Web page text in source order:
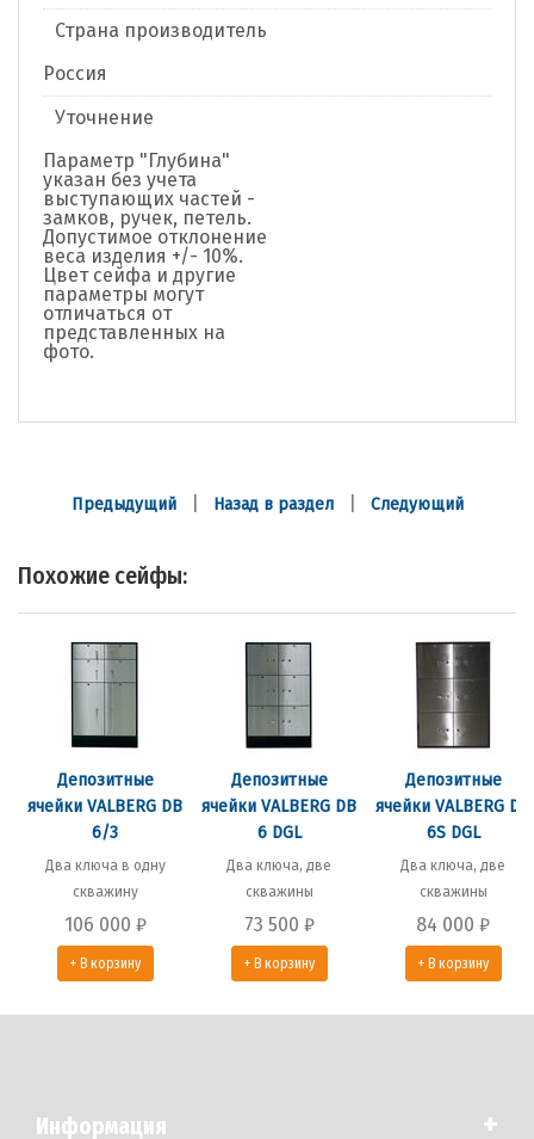
Страна производитель
Россия
Уточнение
Параметр "Глубина"
указан без учета
выступающих частей -
замков, ручек, петель.
Допустимое отклонение
веса изделия +/- 10%.
Цвет сейфа и другие
параметры могут
отличаться от
представленных на
фото.
Предыдущий| Назад в раздел| Следующий
Похожие сейфы:
Депозитные
ячейки VALBERG DB
6/3
Два ключа в одну
скважину
106 000 ₽
+ В корзину
Депозитные
ячейки VALBERG DB
6 DGL
Два ключа, две
скважины
73 500 ₽
+ В корзину
Депозитные
ячейки VALBERG DB
6S DGL
Два ключа, две
скважины
84 000 ₽
+ В корзину
Информация +